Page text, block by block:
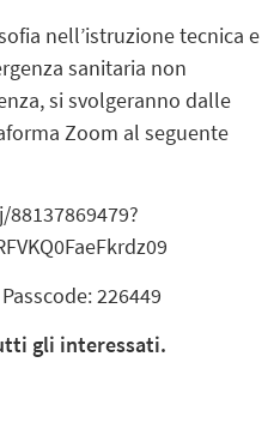
nell’istruzione tecnica e
sanitaria non
si svolgeranno dalle
Zoom al seguente
226449
gli interessati.